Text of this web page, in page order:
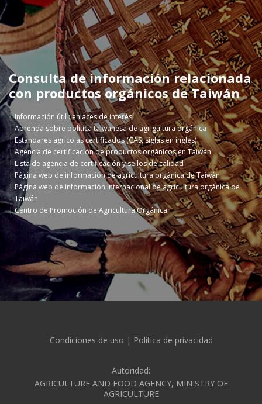
Consulta de información relacionada
con productos orgánicos de Taiwán
Información útil : enlaces de interés
Aprenda sobre política taiwanesa de agrigultura orgánica
Estándares agrícolas certificados (CAS, siglas en inglés)
Agencia de certificación de productos orgánicos en Taiwán
Lista de agencia de certificación y sellos de calidad
Página web de información de agricultura orgánica de Taiwán
Página web de información internacional de agricultura orgánica de
Taiwán
Centro de Promoción de Agricultura Orgánica
Condiciones de uso | Política de privacidad
Autoridad:
AGRICULTURE AND FOOD AGENCY, MINISTRY OF
AGRICULTURE